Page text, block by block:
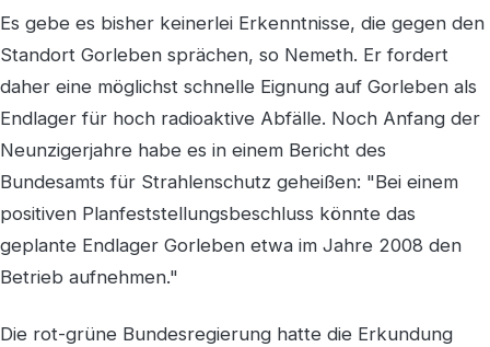
Es gebe es bisher keinerlei Erkenntnisse, die gegen den
Standort Gorleben sprächen, so Nemeth. Er fordert
daher eine möglichst schnelle Eignung auf Gorleben als
Endlager für hoch radioaktive Abfälle. Noch Anfang der
Neunzigerjahre habe es in einem Bericht des
Bundesamts für Strahlenschutz geheißen: "Bei einem
positiven Planfeststellungsbeschluss könnte das
geplante Endlager Gorleben etwa im Jahre 2008 den
Betrieb aufnehmen."
Die rot-grüne Bundesregierung hatte die Erkundung